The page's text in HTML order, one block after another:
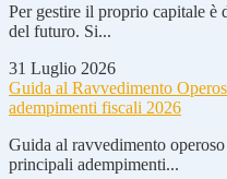
Per gestire il proprio capitale è
del futuro. Si...
31 Luglio 2026
Guida al Ravvedimento
adempimenti fiscali 2026
Guida al ravvedimento
principali adempimenti...